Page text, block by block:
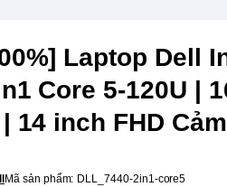
Laptop Dell
Core 5-120U |
14 inch FHD
Mã sản phẩm: DLL_7440-2in1-core5